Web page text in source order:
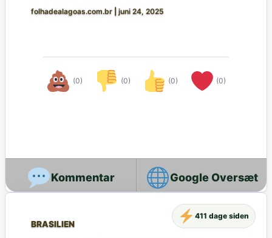
folhadealagoas.com.br juni 24, 2025
(0) (0) (0) (0)
Google Oversæt
BRASILIEN
411 dage siden